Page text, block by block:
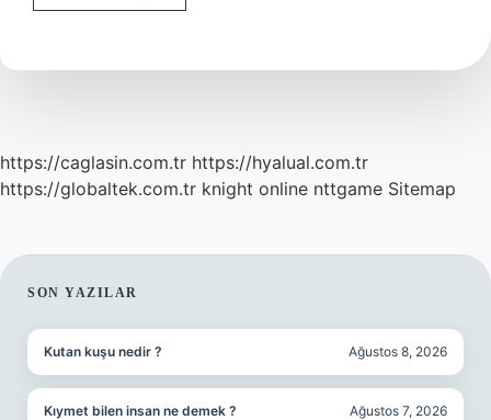
Karnına
https://caglasin.com.tr https://hyalual.com.tr
https://globaltek.com.tr knight online nttgame Sitemap
SIDEBAR
SON YAZILAR
Kutan kuşu nedir ? Ağustos 8, 2026
Kıymet bilen insan ne demek ? Ağustos 7, 2026